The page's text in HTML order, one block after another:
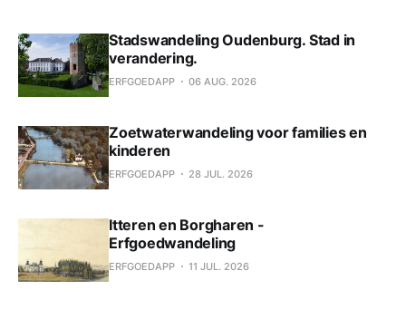
Stadswandeling Oudenburg. Stad in
verandering.
ERFGOEDAPP 06 AUG. 2026
Zoetwaterwandeling voor families en
kinderen
ERFGOEDAPP 28 JUL. 2026
Itteren en Borgharen -
Erfgoedwandeling
ERFGOEDAPP 11 JUL. 2026